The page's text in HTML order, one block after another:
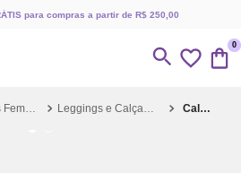
para compras a partir de R$ 250,00
0
Moda Fitness Feminina Leggings e Calças Fitness Calça Jogger Texturizada Marinho